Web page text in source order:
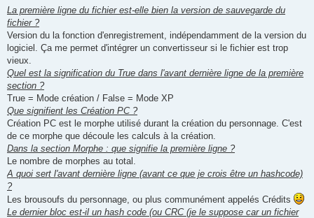
La première ligne du fichier est-elle bien la version de sauvegarde du
fichier ?
Version du la fonction d'enregistrement, indépendamment de la version du
logiciel. Ça me permet d'intégrer un convertisseur si le fichier est trop
vieux.
Quel est la signification du True dans l'avant dernière ligne de la première
section ?
True = Mode création / False = Mode XP
Que signifient les Création PC ?
Création PC est le morphe utilisé durant la création du personnage. C'est
de ce morphe que découle les calculs à la création.
Dans la section Morphe : que signifie la première ligne ?
Le nombre de morphes au total.
A quoi sert l'avant dernière ligne (avant ce que je crois être un hashcode)
?
Les brousoufs du personnage, ou plus communément appelés Crédits
Le dernier bloc est-il un hash code (ou CRC (je le suppose car un fichier